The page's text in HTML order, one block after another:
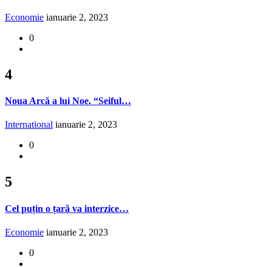
Economie ianuarie 2, 2023
0
4
Noua Arcă a lui Noe. “Seiful…
International ianuarie 2, 2023
0
5
Cel puțin o țară va interzice…
Economie ianuarie 2, 2023
0